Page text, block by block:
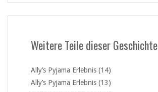
Weitere Teile dieser Geschichte
Ally’s Pyjama Erlebnis (14)
Ally’s Pyjama Erlebnis (13)